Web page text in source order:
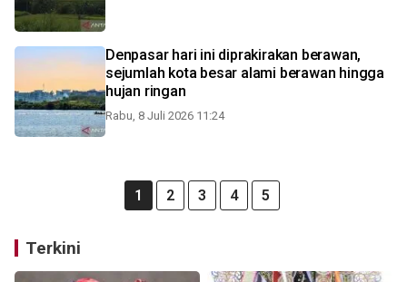
Denpasar hari ini diprakirakan berawan,
sejumlah kota besar alami berawan hingga
hujan ringan
Rabu, 8 Juli 2026 11:24
1 2 3 4 5
Terkini